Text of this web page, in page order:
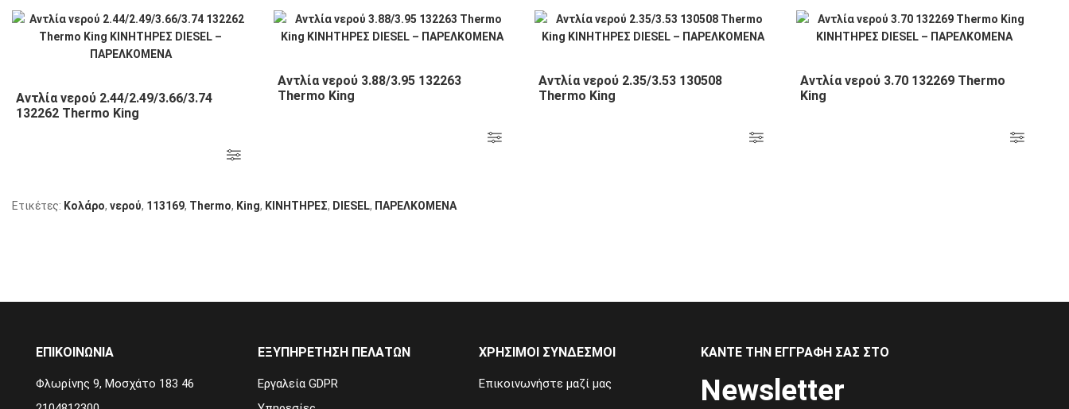
Αντλία νερού 2.44/2.49/3.66/3.74
132262 Thermo King
Αντλία νερού 3.88/3.95 132263
Thermo King
Αντλία νερού 2.35/3.53 130508
Thermo King
Αντλία νερού 3.70 132269 Thermo
King
Ετικέτες: Κολάρο, νερού, 113169, Thermo, King, KΙΝΗΤΗΡΕΣ, DIESEL, ΠΑΡΕΛΚΟΜΕΝΑ
ΕΠΙΚΟΙΝΩΝΙΑ
Φλωρίνης 9, Μοσχάτο 183 46
ΕΞΥΠΗΡΈΤΗΣΗ ΠΕΛΑΤΏΝ
Εργαλεία GDPR
ΧΡΉΣΙΜΟΙ ΣΎΝΔΕΣΜΟΙ
Επικοινωνήστε μαζί μας
ΚΆΝΤΕ ΤΗΝ ΕΓΓΡΑΦΉ ΣΑΣ ΣΤΟ
Newsletter